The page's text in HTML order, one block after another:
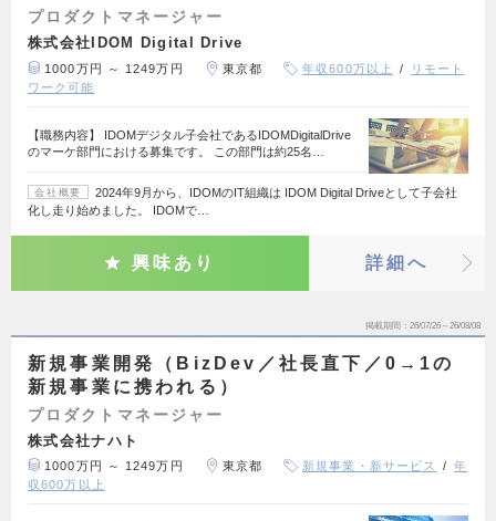
プロダクトマネージャー
株式会社IDOM Digital Drive
1000万円 ～ 1249万円 東京都 年収600万以上
リモート
ワーク可能
【職務内容】 IDOMデジタル子会社であるIDOMDigitalDrive
のマーケ部門における募集です。 この部門は約25名…
会社概要
2024年9月から、IDOMのIT組織は IDOM Digital Driveとして子会社
化し走り始めました。 IDOMで…
興味あり 詳細へ
掲載期間 26/07/26～26/08/08
新規事業開発（BizDev／社長直下／0→1の
新規事業に携われる）
プロダクトマネージャー
株式会社ナハト
1000万円 ～ 1249万円 東京都 新規事業・新サービス
年
収600万以上